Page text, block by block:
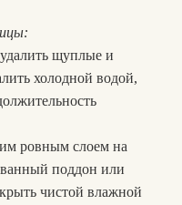
щуплые и
холодной водой,
ровным слоем на
поддон или
чистой влажной